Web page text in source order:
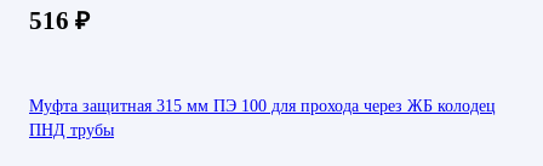
516 ₽
Муфта защитная 315 мм ПЭ 100 для прохода через ЖБ колодец
ПНД трубы